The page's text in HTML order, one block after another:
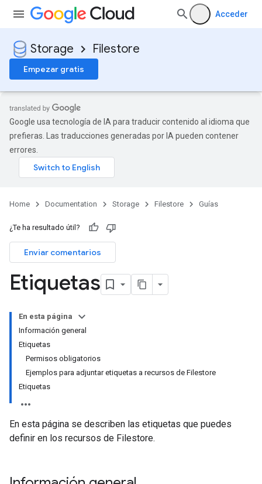
Acceder
Storage Filestore
Empezar gratis
Google usa tecnología de IA para traducir contenido al idioma que
prefieras. Las traducciones generadas por IA pueden contener
errores.
Home Documentation Storage Filestore Guías
¿Te ha resultado útil?
Enviar comentarios
Etiquetas
En esta página
Información general
Etiquetas
Permisos obligatorios
Ejemplos para adjuntar etiquetas a recursos de Filestore
Etiquetas
En esta página se describen las etiquetas que puedes
definir en los recursos de Filestore.